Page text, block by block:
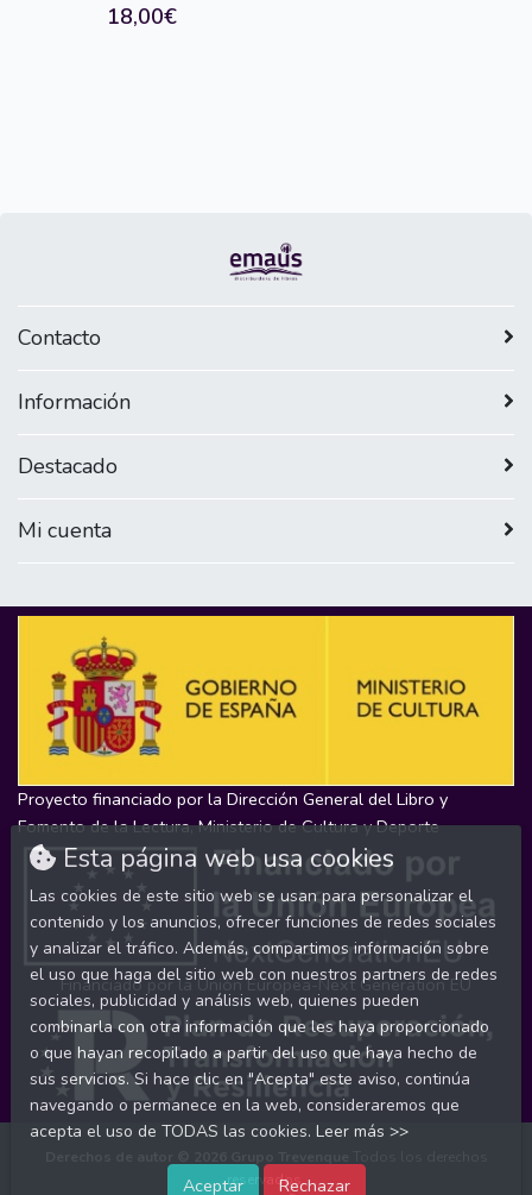
18,00€
Contacto
Información
Destacado
Mi cuenta
Proyecto financiado por la Dirección General del Libro y
Fomento de la Lectura, Ministerio de Cultura y Deporte
Financiado por la Unión Europea-Next Generation EU
reservados.
Esta página web usa cookies
Las cookies de este sitio web se usan para personalizar el
contenido y los anuncios, ofrecer funciones de redes sociales
y analizar el tráfico. Además, compartimos información sobre
el uso que haga del sitio web con nuestros partners de redes
sociales, publicidad y análisis web, quienes pueden
combinarla con otra información que les haya proporcionado
o que hayan recopilado a partir del uso que haya hecho de
sus servicios. Si hace clic en "Acepta" este aviso, continúa
navegando o permanece en la web, consideraremos que
acepta el uso de TODAS las cookies. Leer más >>
Aceptar Rechazar